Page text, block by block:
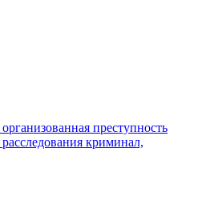
организованная преступность
расследования криминал,